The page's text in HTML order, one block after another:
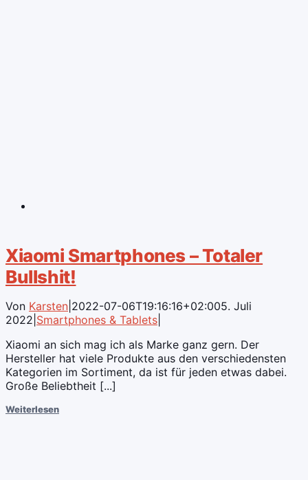
Xiaomi Smartphones – Totaler
Bullshit!
Von Karsten 2022-07-06T19:16:16+02:005. Juli
2022 Smartphones & Tablets
Xiaomi an sich mag ich als Marke ganz gern. Der
Hersteller hat viele Produkte aus den verschiedensten
Kategorien im Sortiment, da ist für jeden etwas dabei.
Große Beliebtheit [...]
Weiterlesen